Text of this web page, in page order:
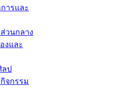
ารและ
วนกลาง
งและ
ลป
จกรรม